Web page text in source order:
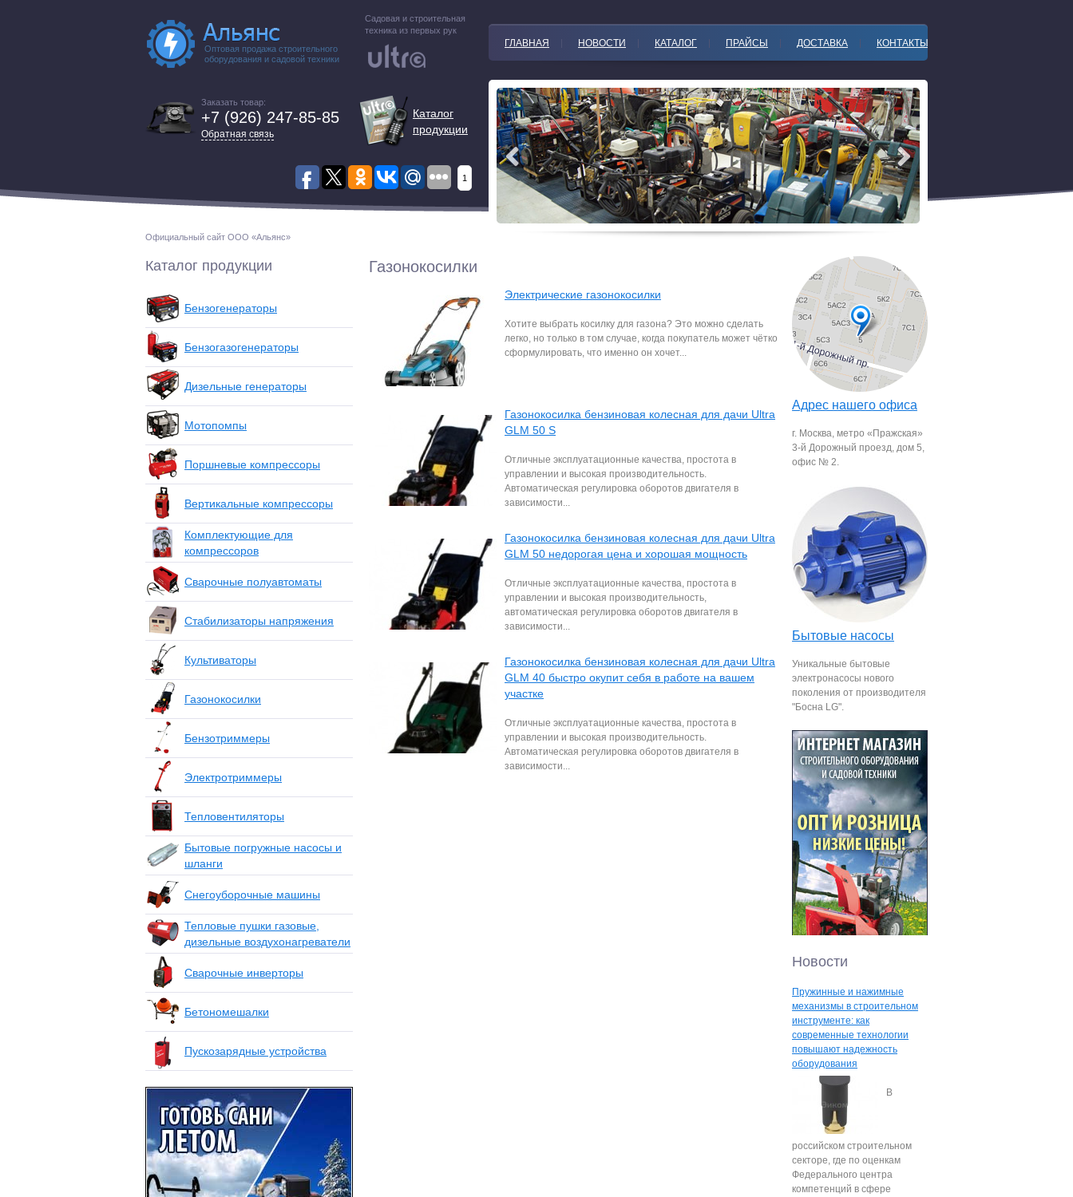
Оптовая продажа строительного
оборудования и садовой техники
Садовая и строительная
техника из первых рук
Заказать товар:
+7 (926) 247-85-85
Обратная связь
Каталог
продукции
1
Официальный сайт ООО «Альянс»
ГЛАВНАЯ НОВОСТИ КАТАЛОГ ПРАЙСЫ ДОСТАВКА КОНТАКТЫ
Каталог продукции
Бензогенераторы
Бензогазогенераторы
Дизельные генераторы
Мотопомпы
Поршневые компрессоры
Вертикальные компрессоры
Комплектующие для
компрессоров
Сварочные полуавтоматы
Стабилизаторы напряжения
Культиваторы
Газонокосилки
Бензотриммеры
Электротриммеры
Тепловентиляторы
Бытовые погружные насосы и
шланги
Снегоуборочные машины
Тепловые пушки газовые,
дизельные воздухонагреватели
Сварочные инверторы
Бетономешалки
Пускозарядные устройства
Газонокосилки
Электрические газонокосилки
Хотите выбрать косилку для газона? Это можно сделать
легко, но только в том случае, когда покупатель может чётко
сформулировать, что именно он хочет...
Газонокосилка бензиновая колесная для дачи Ultra
GLM 50 S
Отличные эксплуатационные качества, простота в
управлении и высокая производительность.
Автоматическая регулировка оборотов двигателя в
зависимости...
Газонокосилка бензиновая колесная для дачи Ultra
GLM 50 недорогая цена и хорошая мощность
Отличные эксплуатационные качества, простота в
управлении и высокая производительность,
автоматическая регулировка оборотов двигателя в
зависимости...
Газонокосилка бензиновая колесная для дачи Ultra
GLM 40 быстро окупит себя в работе на вашем
участке
Отличные эксплуатационные качества, простота в
управлении и высокая производительность.
Автоматическая регулировка оборотов двигателя в
зависимости...
Адрес нашего офиса
г. Москва, метро «Пражская»
3-й Дорожный проезд, дом 5,
офис № 2.
Бытовые насосы
Уникальные бытовые
электронасосы нового
поколения от производителя
"Босна LG".
Новости
Пружинные и нажимные
механизмы в строительном
инструменте: как
современные технологии
повышают надежность
оборудования
В
российском строительном
секторе, где по оценкам
Федерального центра
компетенций в сфере